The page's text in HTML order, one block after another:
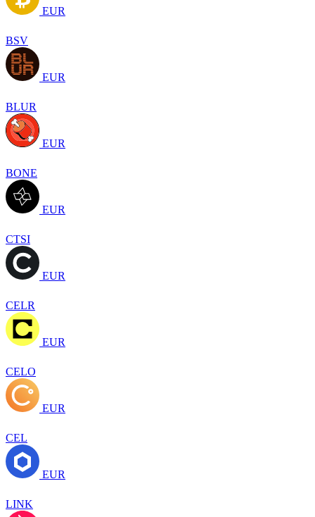
EUR
BSV
EUR
BLUR
EUR
BONE
EUR
CTSI
EUR
CELR
EUR
CELO
EUR
CEL
EUR
LINK